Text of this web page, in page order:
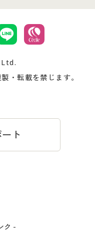
案内
トマップ
払は
の場合
・転載を禁じます。
ト
ク -